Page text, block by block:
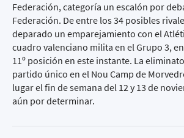
Federación, categoría un escalón por
Federación. De entre los 34 posibles
deparado un emparejamiento con el
cuadro valenciano milita en el Grupo 3,
11º posición en este instante. La
partido único en el Nou Camp de
lugar el fin de semana del 12 y 13 de
aún por determinar.